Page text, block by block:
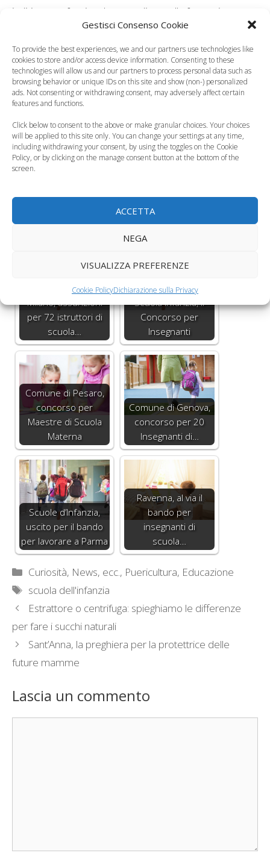
Gestisci Consenso Cookie
To provide the best experiences, we and our partners use technologies like
cookies to store and/or access device information. Consenting to these
technologies will allow us and our partners to process personal data such as
browsing behavior or unique IDs on this site and show (non-) personalized
ads. Not consenting or withdrawing consent, may adversely affect certain
features and functions.
Click below to consent to the above or make granular choices. Your choices
will be applied to this site only. You can change your settings at any time,
including withdrawing your consent, by using the toggles on the Cookie
Policy, or by clicking on the manage consent button at the bottom of the
screen.
ACCETTA
NEGA
VISUALIZZA PREFERENZE
Cookie PolicyDichiarazione sulla Privacy
indirizzo professionale preordinato alla formazione
culturale e professionale degli insegnanti della scuola
materna/scuola dell’infanzia;
– Laurea Magistrale a ciclo unico in Scienze della
formazione primaria (classe LM-85bis).
10) idoneità fisica allo svolgimento delle mansioni
proprie del profilo professionale di cui trattasi.
photo credits | thinstock
Milano, assunzioni
per 72 istruttori di
scuola…
Scuola Infanzia, il
Concorso per
Insegnanti
Comune di Pesaro,
concorso per
Maestre di Scuola
Materna
Comune di Genova,
concorso per 20
Insegnanti di…
Scuole d’Infanzia,
uscito per il bando
per lavorare a Parma
Ravenna, al via il
bando per
insegnanti di
scuola…
Categorie
Curiosità, News, ecc., Puericultura, Educazione
Tag
scuola dell'infanzia
Estrattore o centrifuga: spieghiamo le differenze
per fare i succhi naturali
Sant’Anna, la preghiera per la protettrice delle
future mamme
Lascia un commento